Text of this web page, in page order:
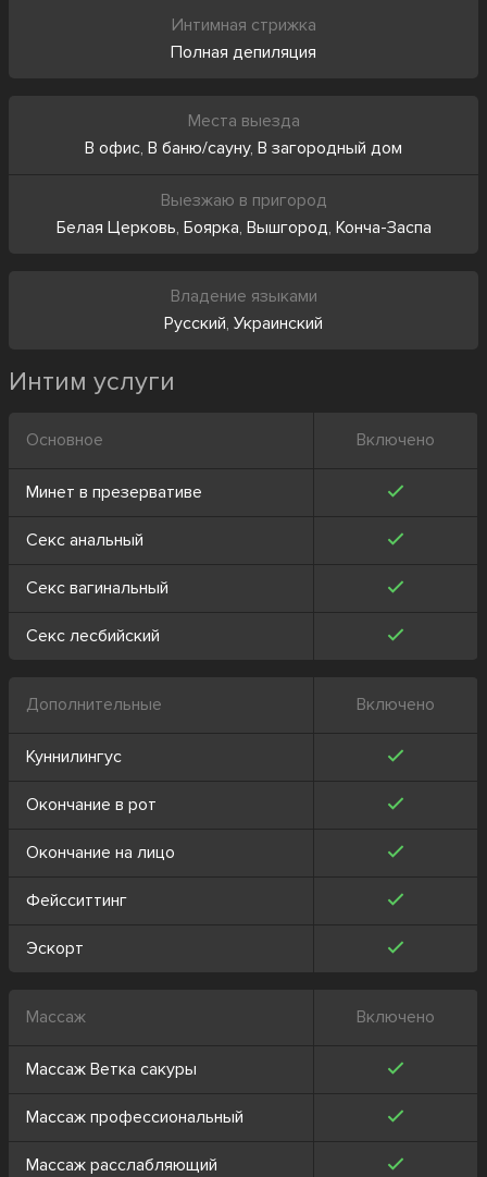
Интимная стрижка
Полная депиляция
Места выезда
В офис, В баню/сауну, В загородный дом
Выезжаю в пригород
Белая Церковь, Боярка, Вышгород, Конча-Заспа
Владение языками
Русский, Украинский
Интим услуги
Основное Включено
Минет в презервативе
Секс анальный
Секс вагинальный
Секс лесбийский
Дополнительные Включено
Куннилингус
Окончание в рот
Окончание на лицо
Фейсситтинг
Эскорт
Массаж Включено
Массаж Ветка сакуры
Массаж профессиональный
Массаж расслабляющий